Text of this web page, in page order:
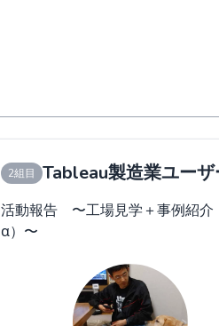
2組目 Tableau製造業ユー
活動報告 〜工場見学＋事例紹介
α）〜